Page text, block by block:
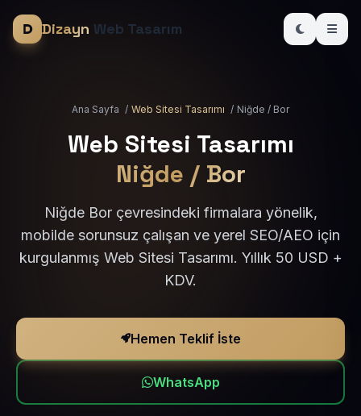
Dizayn Web Tasarım
Ana Sayfa / Web Sitesi Tasarımı / Niğde / Bor
Web Sitesi Tasarımı
Niğde / Bor
Niğde Bor çevresindeki firmalara yönelik,
mobilde sorunsuz çalışan ve yerel SEO/AEO için
kurgulanmış Web Sitesi Tasarımı. Yıllık 50 USD +
KDV.
Hemen Teklif İste
WhatsApp